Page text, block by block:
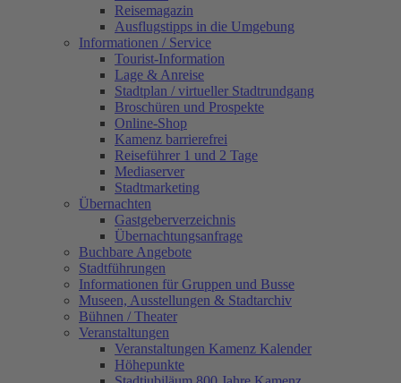
Reisemagazin
Ausflugstipps in die Umgebung
Informationen / Service
Tourist-Information
Lage & Anreise
Stadtplan / virtueller Stadtrundgang
Broschüren und Prospekte
Online-Shop
Kamenz barrierefrei
Reiseführer 1 und 2 Tage
Mediaserver
Stadtmarketing
Übernachten
Gastgeberverzeichnis
Übernachtungsanfrage
Buchbare Angebote
Stadtführungen
Informationen für Gruppen und Busse
Museen, Ausstellungen & Stadtarchiv
Bühnen / Theater
Veranstaltungen
Veranstaltungen Kamenz Kalender
Höhepunkte